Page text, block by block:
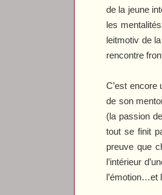
de la jeune
les
leitmotiv de
rencontre
C’est encore
de son
(la passion
tout se finit
preuve que
l’intérieur
l’émotion…et